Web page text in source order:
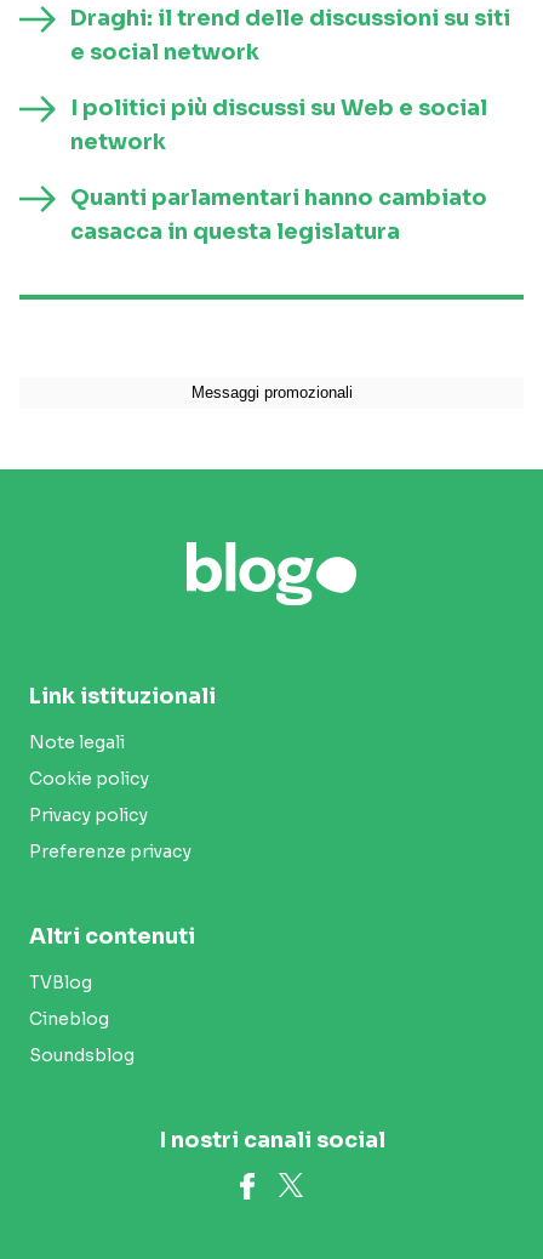
Draghi: il trend delle discussioni su siti
e social network
I politici più discussi su Web e social
network
Quanti parlamentari hanno cambiato
casacca in questa legislatura
Link istituzionali
Note legali
Cookie policy
Privacy policy
Preferenze privacy
Altri contenuti
TVBlog
Cineblog
Soundsblog
I nostri canali social